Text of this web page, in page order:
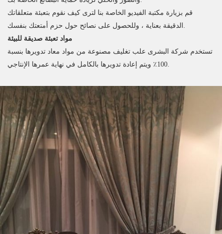
قم بزيارة مكتبة الفيديو الخاصة بنا لترى كيف نقوم بتعبئة متعلقاتك
مواد تعبئة صديقة للبيئة
تستخدم شركة البشرى علب تغليف مصنوعة من مواد معاد تدويرها بنسبة